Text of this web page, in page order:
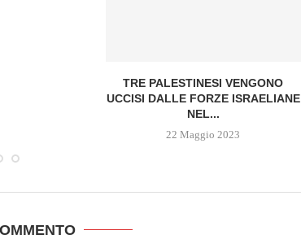
TRE PALESTINESI VENGONO
UCCISI DALLE FORZE ISRAELIANE
NEL...
22 Maggio 2023